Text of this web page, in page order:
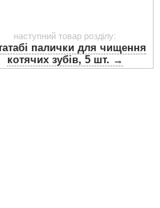
наступний товар розділу:
палички для чищення
котячих зубів, 5 шт. →